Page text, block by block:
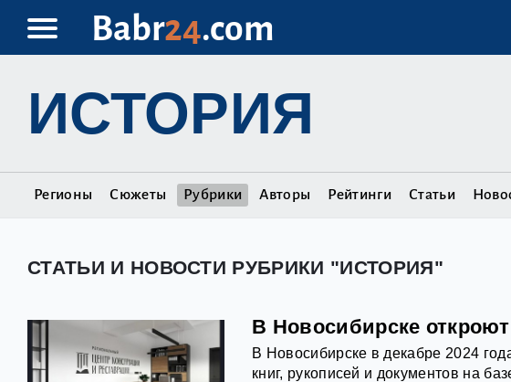
Babr24.com
ИСТОРИЯ
Регионы Сюжеты Рубрики Авторы Рейтинги Статьи
СТАТЬИ И НОВОСТИ РУБРИКИ "ИСТОРИЯ"
В Новосибирске
В Новосибирске в декабре 2024
книг, рукописей и документов на